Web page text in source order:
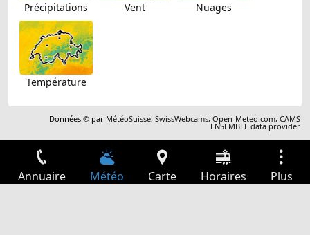
Précipitations Vent Nuages
Température
Données © par MétéoSuisse,SwissWebcams,Open-Meteo.com,CAMS
ENSEMBLE data provider
Annuaire Météo Carte Horaires Plus